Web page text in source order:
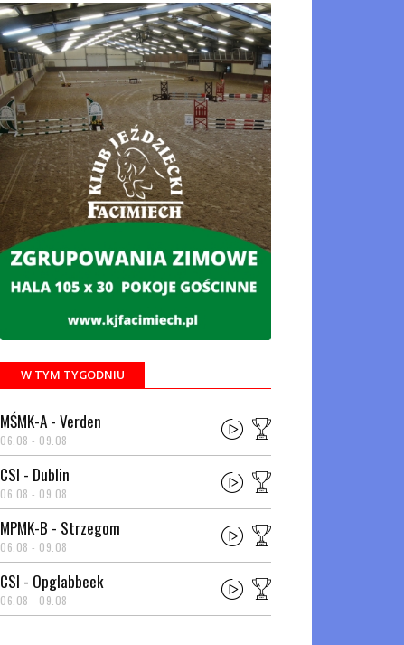
W TYM TYGODNIU
MŚMK-A - Verden
06.08 - 09.08
CSI - Dublin
06.08 - 09.08
MPMK-B - Strzegom
06.08 - 09.08
CSI - Opglabbeek
06.08 - 09.08